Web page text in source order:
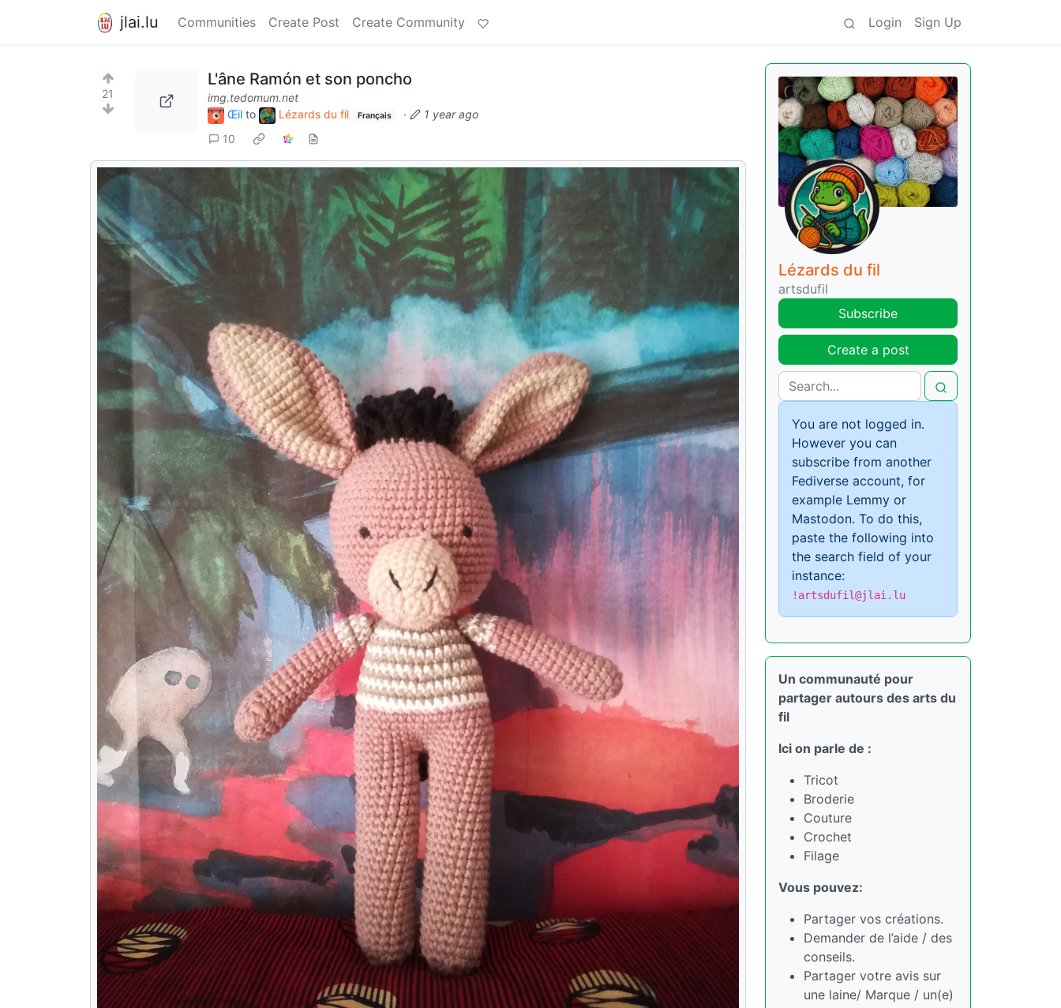
jlai.lu Communities Create Post Create Community Login Sign Up
21
L'âne Ramón et son poncho
img.tedomum.net
Œil to Lézards du fil Français ·
1 year ago
10
Lézards du fil
artsdufil
Subscribe
Create a post
You are not logged in.
However you can
subscribe from another
Fediverse account, for
example Lemmy or
Mastodon. To do this,
paste the following into
the search field of your
instance:
!artsdufil@jlai.lu
Un communauté pour
partager autours des arts du
fil
Ici on parle de :
Tricot
Broderie
Couture
Crochet
Filage
Vous pouvez:
Partager vos créations.
Demander de l’aide / des
conseils.
Partager votre avis sur
une laine/ Marque / un(e)